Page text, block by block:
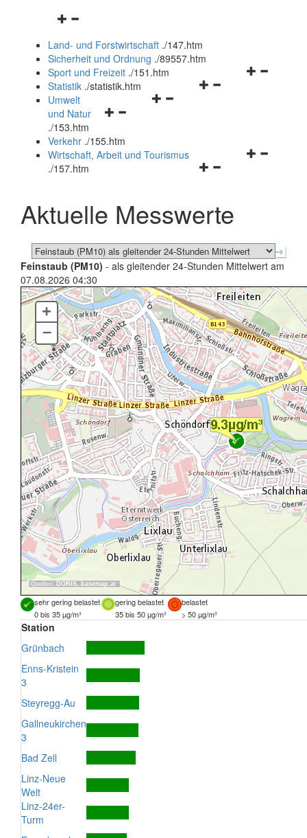
Navigationsmenü
und
schließen
Land- und Forstwirtschaft ./147.htm
Sicherheit und Ordnung ./89557.htm
Navigationsmenü
Sport und Freizeit ./151.htm
Navigationsmenü
Statistik ./statistik.htm
Navigationsmenü
und
schließen
Umwelt
und Natur
./153.htm
Verkehr ./155.htm
Navigationsmenü
schließen
Wirtschaft, Arbeit und Tourismus
./157.htm
Aktuelle Messwerte
Feinstaub (PM10) - als gleitender 24-Stunden Mittelwert am
07.08.2026 04:30
Quellen: DORIS, basemap.at
+
–
sehr gering belastet gering belastet
belastet
0 bis 35 µg/m³
35 bis 50 µg/m³ > 50 µg/m³
Station
Grünbach
Enns-Kristein
3
Steyregg-Au
Gallneukirchen
3
Bad Zell
Linz-Neue
Welt
Linz-24er-
Turm